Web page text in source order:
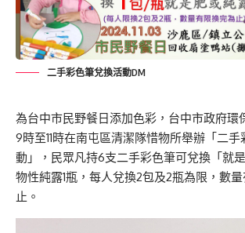
二手彩色筆兌換活動DM
為台中市民野餐日添加色彩，台中市政府環
9時至11時在南屯區清潔隊惜物所舉辦「二
動」，民眾凡持6支二手彩色筆可兌換「就
物性純露1瓶，每人兌換2包及2瓶為限，數
止。